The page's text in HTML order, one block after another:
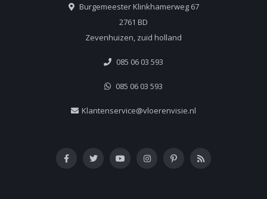
Burgemeester Klinkhamerweg 67
2761 BD
Zevenhuizen, zuid holland
085 06 03 593
085 06 03 593
Klantenservice@vloerenvisie.nl